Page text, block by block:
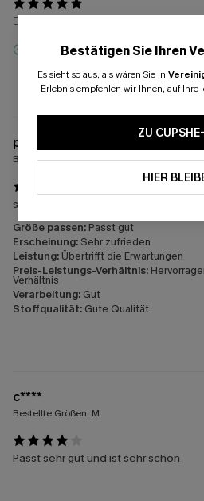
👍🏻
Anreizbewertung
p****
Bestellte Größen:M
sieht toll aus dieser Bikini
Größe passen: Passt gut
Erscheinung: Sehr zufrieden
Leistung: Übertrifft die Erwartungen
Preis-Leistungs-Verhältnis:
Verhältnis
Verarbeitung: Gut
Stoffqualität: Gute Qualität
c****
Bestellte Größen: M
Passt sehr gut und ist sehr schön
Bestätigen Sie Ihren
Es sieht so aus, als wären Sie in
Erlebnis empfehlen wir Ihnen, auf Ihre
ZU
HIER